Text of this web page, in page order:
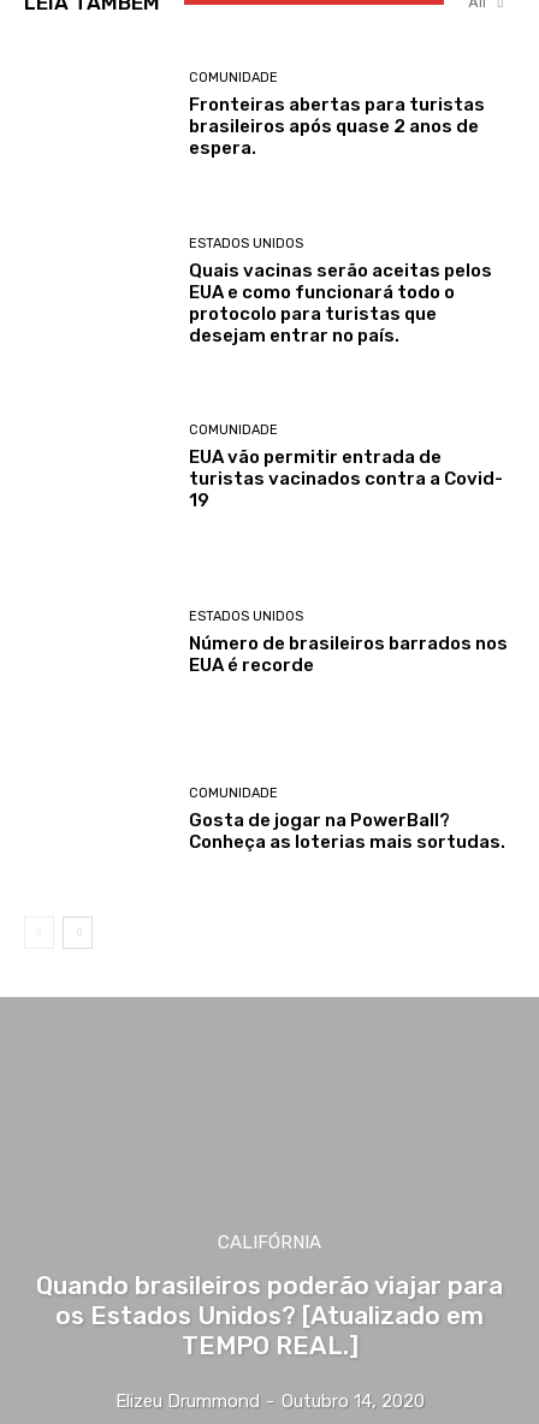
COMUNIDADE
Fronteiras abertas para turistas
brasileiros após quase 2 anos de
espera.
ESTADOS UNIDOS
Quais vacinas serão aceitas pelos
EUA e como funcionará todo o
protocolo para turistas que
desejam entrar no país.
COMUNIDADE
EUA vão permitir entrada de
turistas vacinados contra a Covid-
19
ESTADOS UNIDOS
Número de brasileiros barrados nos
EUA é recorde
COMUNIDADE
Gosta de jogar na PowerBall?
Conheça as loterias mais sortudas.
CALIFÓRNIA
Quando brasileiros poderão viajar para
os Estados Unidos? [Atualizado em
TEMPO REAL.]
Elizeu Drummond - Outubro 14, 2020